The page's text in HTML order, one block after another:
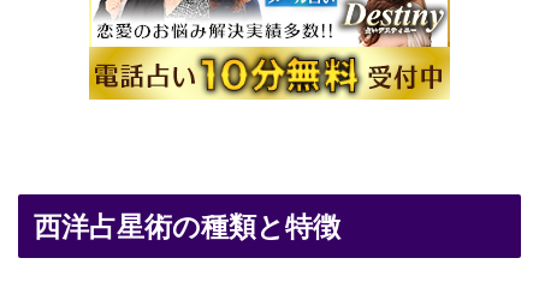
西洋占星術の種類と特徴